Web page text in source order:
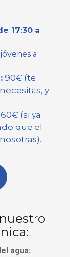
17:30 a
a
90€ (te
y
60€ (si ya
que el
agua: